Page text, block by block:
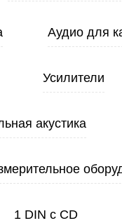
Аудио для
Усилители
акустика
1 DIN с CD